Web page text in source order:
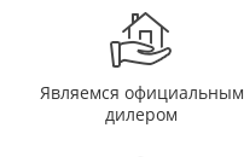
Являемся официальным
дилером